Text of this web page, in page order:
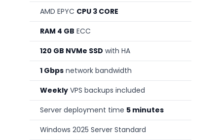
AMD EPYC CPU 3 CORE
RAM 4 GB ECC
120 GB NVMe SSD with HA
1 Gbps network bandwidth
Weekly VPS backups included
Server deployment time 5 minutes
Windows 2025 Server Standard